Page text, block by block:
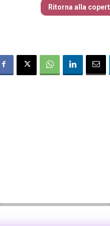
Ritorna alla